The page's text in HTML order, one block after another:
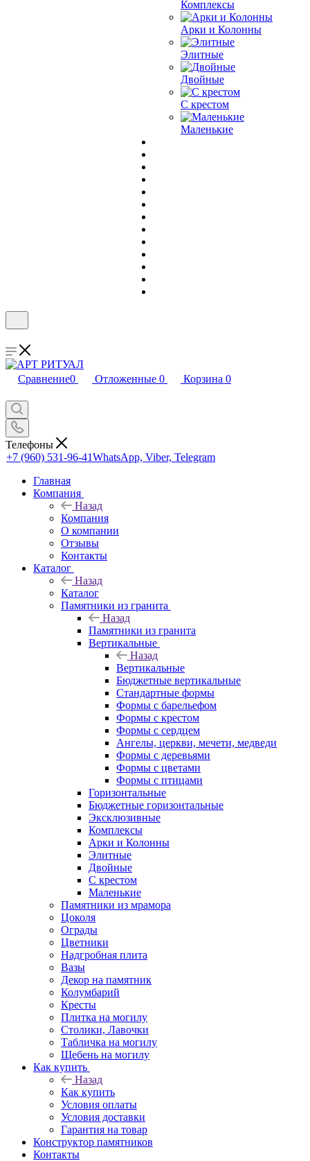
Комплексы
Арки и Колонны
Элитные
Двойные
С крестом
Маленькие
Сравнение0 Отложенные 0 Корзина 0
Телефоны
+7 (960) 531-96-41WhatsApp, Viber, Telegram
Главная
Компания
Назад
Компания
О компании
Отзывы
Контакты
Каталог
Назад
Каталог
Памятники из гранита
Назад
Памятники из гранита
Вертикальные
Назад
Вертикальные
Бюджетные вертикальные
Стандартные формы
Формы с барельефом
Формы с крестом
Формы с сердцем
Ангелы, церкви, мечети, медведи
Формы с деревьями
Формы с цветами
Формы с птицами
Горизонтальные
Бюджетные горизонтальные
Эксклюзивные
Комплексы
Арки и Колонны
Элитные
Двойные
С крестом
Маленькие
Памятники из мрамора
Цоколя
Ограды
Цветники
Надгробная плита
Вазы
Декор на памятник
Колумбарий
Кресты
Плитка на могилу
Столики, Лавочки
Табличка на могилу
Щебень на могилу
Как купить
Назад
Как купить
Условия оплаты
Условия доставки
Гарантия на товар
Конструктор памятников
Контакты